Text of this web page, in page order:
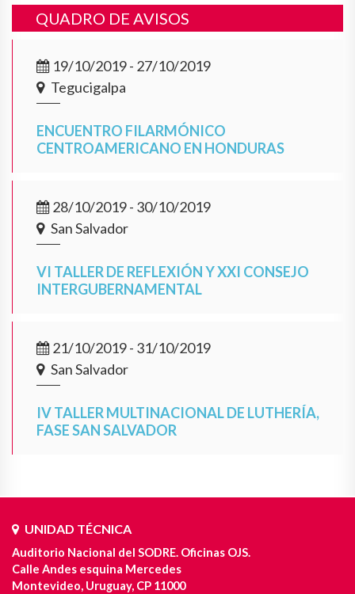
QUADRO DE AVISOS
19/10/2019 - 27/10/2019
Tegucigalpa
ENCUENTRO FILARMÓNICO
CENTROAMERICANO EN HONDURAS
28/10/2019 - 30/10/2019
San Salvador
VI TALLER DE REFLEXIÓN Y XXI CONSEJO
INTERGUBERNAMENTAL
21/10/2019 - 31/10/2019
San Salvador
IV TALLER MULTINACIONAL DE LUTHERÍA,
FASE SAN SALVADOR
UNIDAD TÉCNICA
Auditorio Nacional del SODRE. Oficinas OJS.
Calle Andes esquina Mercedes
Montevideo, Uruguay, CP 11000